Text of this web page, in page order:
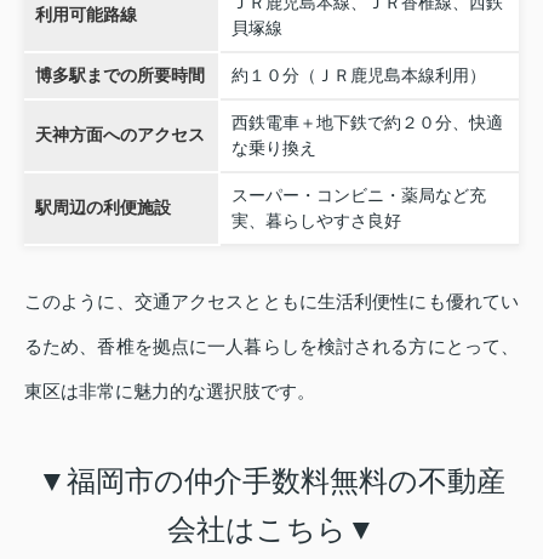
利用可能路線
貝塚線
博多駅までの所要時間 約１０分（ＪＲ鹿児島本線利用）
天神方面へのアクセス
西鉄電車＋地下鉄で約２０分、快適
な乗り換え
駅周辺の利便施設
スーパー・コンビニ・薬局など充
実、暮らしやすさ良好
このように、交通アクセスとともに生活利便性にも優れてい
るため、香椎を拠点に一人暮らしを検討される方にとって、
東区は非常に魅力的な選択肢です。
▼福岡市の仲介手数料無料の不動産
会社はこちら▼